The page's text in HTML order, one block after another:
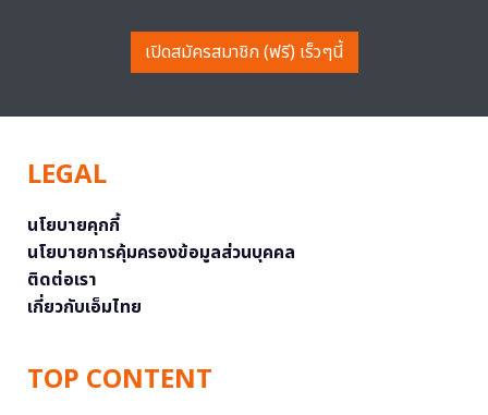
เปิดสมัครสมาชิก (ฟรี) เร็วๆนี้
LEGAL
นโยบายคุกกี้
นโยบายการคุ้มครองข้อมูลส่วนบุคคล
ติดต่อเรา
เกี่ยวกับเอ็มไทย
TOP CONTENT